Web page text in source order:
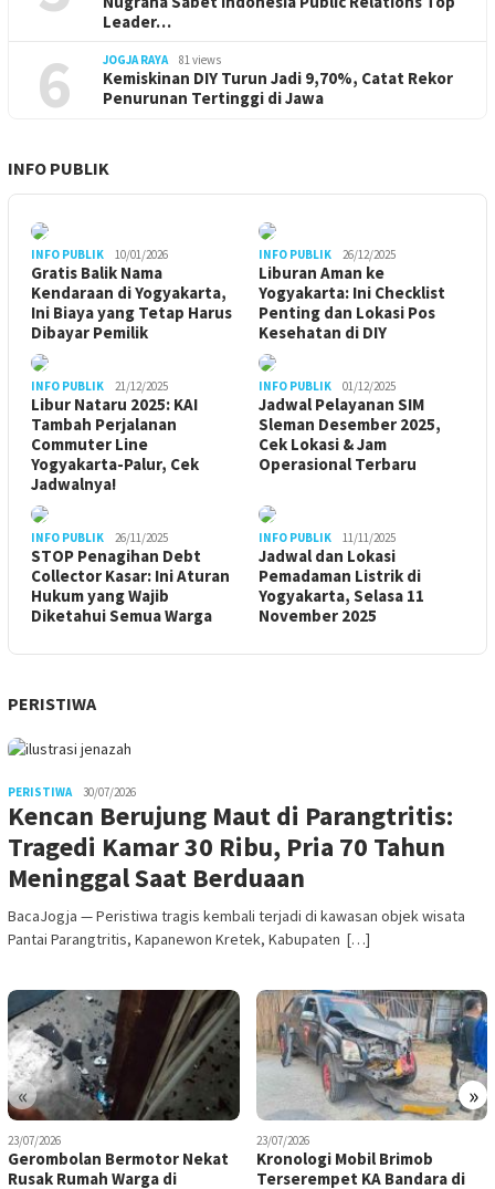
Leader…
6 JOGJA RAYA 81 views
Kemiskinan DIY Turun Jadi 9,70%, Catat Rekor
Penurunan Tertinggi di Jawa
INFO PUBLIK
INFO PUBLIK 10/01/2026
Gratis Balik Nama
Kendaraan di Yogyakarta,
Ini Biaya yang Tetap Harus
Dibayar Pemilik
INFO PUBLIK 26/12/2025
Liburan Aman ke
Yogyakarta: Ini Checklist
Penting dan Lokasi Pos
Kesehatan di DIY
INFO PUBLIK 21/12/2025
Libur Nataru 2025: KAI
Tambah Perjalanan
Commuter Line
Yogyakarta-Palur, Cek
Jadwalnya!
INFO PUBLIK 01/12/2025
Jadwal Pelayanan SIM
Sleman Desember 2025,
Cek Lokasi & Jam
Operasional Terbaru
INFO PUBLIK 26/11/2025
STOP Penagihan Debt
Collector Kasar: Ini Aturan
Hukum yang Wajib
Diketahui Semua Warga
INFO PUBLIK 11/11/2025
Jadwal dan Lokasi
Pemadaman Listrik di
Yogyakarta, Selasa 11
November 2025
PERISTIWA
PERISTIWA 30/07/2026
Kencan Berujung Maut di Parangtritis:
Tragedi Kamar 30 Ribu, Pria 70 Tahun
Meninggal Saat Berduaan
BacaJogja — Peristiwa tragis kembali terjadi di kawasan objek wisata
Pantai Parangtritis, Kapanewon Kretek, Kabupaten […]
« »
23/07/2026
Gerombolan Bermotor Nekat
Rusak Rumah Warga di
23/07/2026
Kronologi Mobil Brimob
Terserempet KA Bandara di